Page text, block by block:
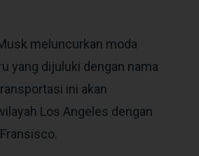
meluncurkan moda
yang dijuluki dengan nama
ini akan
Los Angeles dengan